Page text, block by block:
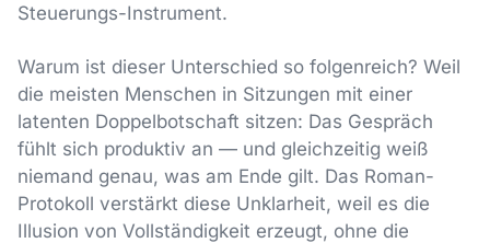
Steuerungs-Instrument.
Warum ist dieser Unterschied so folgenreich? Weil
die meisten Menschen in Sitzungen mit einer
latenten Doppelbotschaft sitzen: Das Gespräch
fühlt sich produktiv an — und gleichzeitig weiß
niemand genau, was am Ende gilt. Das Roman-
Protokoll verstärkt diese Unklarheit, weil es die
Illusion von Vollständigkeit erzeugt, ohne die